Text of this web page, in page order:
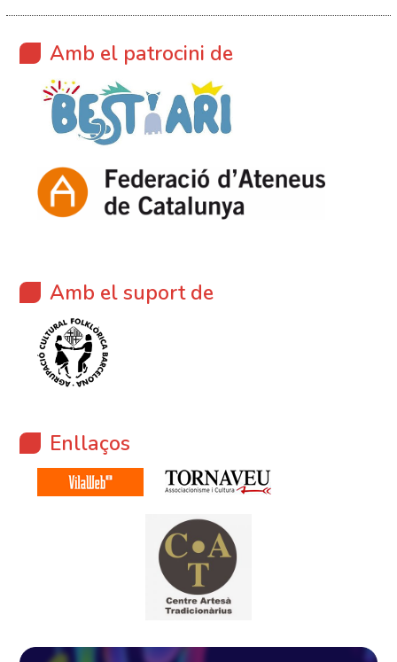
Amb el patrocini de
Amb el suport de
Enllaços